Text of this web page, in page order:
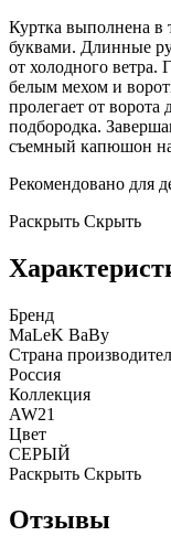
Куртка выполнена в
буквами. Длинные
от холодного
белым мехом и
пролегает от
подбородка.
съемный капюшон
Рекомендовано для
Раскрыть Скрыть
Бренд
MaLeK BaBy
Страна
Россия
Коллекция
AW21
Цвет
СЕРЫЙ
Раскрыть Скрыть
Отзывы